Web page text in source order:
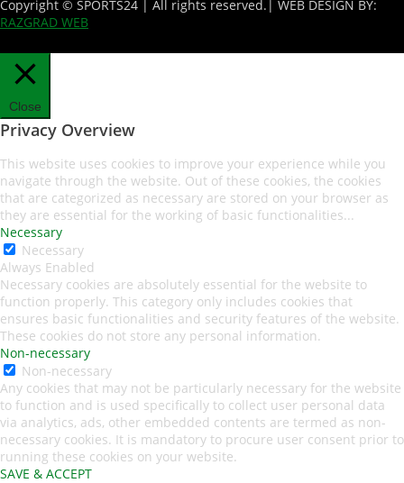
Copyright © SPORTS24 | All rights reserved. | WEB DESIGN BY:
RAZGRAD WEB
Close
Privacy Overview
This website uses cookies to improve your experience while you
navigate through the website. Out of these cookies, the cookies
that are categorized as necessary are stored on your browser as
they are essential for the working of basic functionalities...
Necessary
Necessary
Always Enabled
Necessary cookies are absolutely essential for the website to
function properly. This category only includes cookies that
ensures basic functionalities and security features of the website.
These cookies do not store any personal information.
Non-necessary
Non-necessary
Any cookies that may not be particularly necessary for the website
to function and is used specifically to collect user personal data
via analytics, ads, other embedded contents are termed as non-
necessary cookies. It is mandatory to procure user consent prior to
running these cookies on your website.
SAVE & ACCEPT